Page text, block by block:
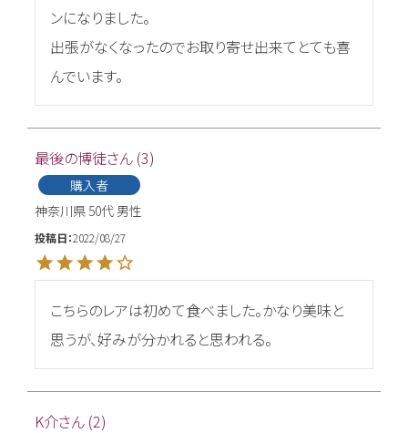
ンになりました。
出張がなくなったのでお取り寄せ出来てとても喜
んでいます。
最後の博徒 3
購入者
神奈川県50代 男性
投稿日 2022/08/27
こちらのレアは初めて食べました。かなり美味と
思うが、好みが分かれると思われる。
K介 2